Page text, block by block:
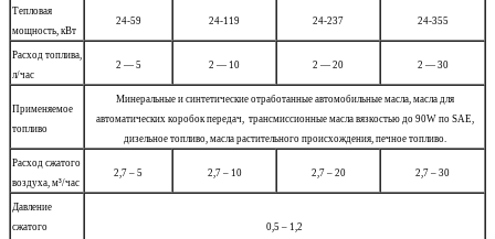
Тепловая
мощность, кВт
24-59 24-119 24-237 24-355
Расход топлива,
л/час
2 — 5 2 — 10 2 — 20 2 — 30
Применяемое
топливо
Минеральные и синтетические отработанные автомобильные масла, масла для
автоматических коробок передач, трансмиссионные масла вязкостью до 90W по SAE,
дизельное топливо, масла растительного происхождения, печное топливо.
Расход сжатого
воздуха, м³/час
2,7 – 5 2,7 – 10 2,7 – 20 2,7 – 30
Давление
сжатого
0,5 – 1,2